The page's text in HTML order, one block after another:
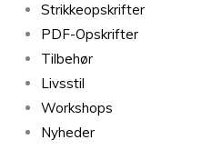
Strikkeopskrifter
PDF-Opskrifter
Tilbehør
Livsstil
Workshops
Nyheder